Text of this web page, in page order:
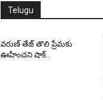
Telugu
వరుణ్ తేజ్ తొలి ప్రేమకు
ఊహించని షాక్..